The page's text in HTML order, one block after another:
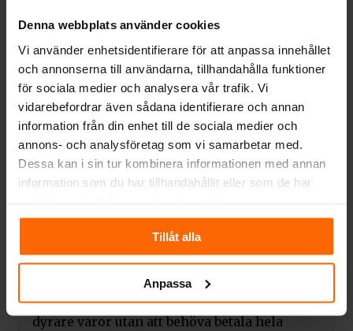
Denna webbplats använder cookies
Vi använder enhetsidentifierare för att anpassa innehållet
och annonserna till användarna, tillhandahålla funktioner
för sociala medier och analysera vår trafik. Vi
vidarebefordrar även sådana identifierare och annan
information från din enhet till de sociala medier och
annons- och analysföretag som vi samarbetar med.
Dessa kan i sin tur kombinera informationen med annan
information som du har tillhandahållit eller som de har
Tillåt alla
Anpassa
dig som konsument vilket gör det enkelt och
smidigt att göra inköp online.
Ni kan snabbt och enkelt göra inköp med
Klarna utan att behöva lämna ut era
betalningsuppgifter direkt till oss. Dessutom
kan ni göra inköp från flera olika säljare
med endast en betalning.
Möjlighet till delbetalning.
Klarna erbjuder möjlighet till delbetalning
vilket gör det möjligt för er som konsument
att sprida ut betalningen över en längre
period. Detta gör det möjligt för er att köpa
dyrare varor utan att behöva betala hela